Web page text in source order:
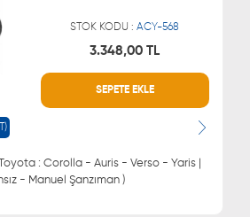
STOK KODU :ACY-568
3.348,00 TL
SEPETE EKLE
Toyota : Corolla - Auris - Verso - Yaris |
- Manuel Şanzıman )
66
55
MÜŞTERİ HİZMETLERİ